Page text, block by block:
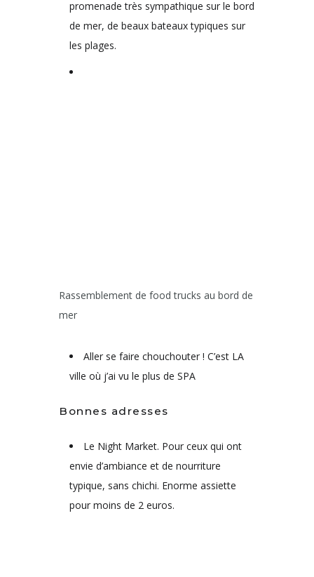
promenade très sympathique sur le bord
de mer, de beaux bateaux typiques sur
les plages.
Rassemblement de food trucks au bord de
mer
Aller se faire chouchouter ! C’est LA
ville où j’ai vu le plus de SPA
Bonnes adresses
Le Night Market. Pour ceux qui ont
envie d’ambiance et de nourriture
typique, sans chichi. Enorme assiette
pour moins de 2 euros.